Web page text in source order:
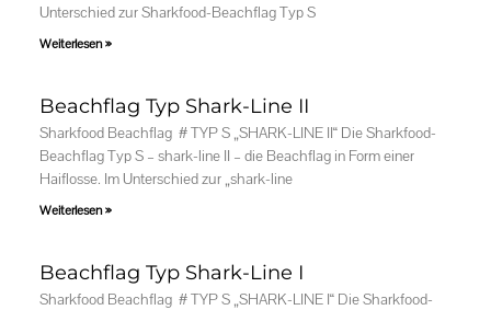
Unterschied zur Sharkfood-Beachflag Typ S
Weiterlesen »
Beachflag Typ Shark-Line II
Sharkfood Beachflag # TYP S „SHARK-LINE II“ Die Sharkfood-
Beachflag Typ S – shark-line II – die Beachflag in Form einer
Haiflosse. Im Unterschied zur „shark-line
Weiterlesen »
Beachflag Typ Shark-Line I
Sharkfood Beachflag # TYP S „SHARK-LINE I“ Die Sharkfood-